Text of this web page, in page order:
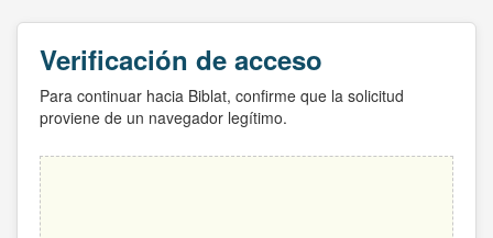
Verificación de acceso
Para continuar hacia Biblat, confirme que la solicitud
proviene de un navegador legítimo.